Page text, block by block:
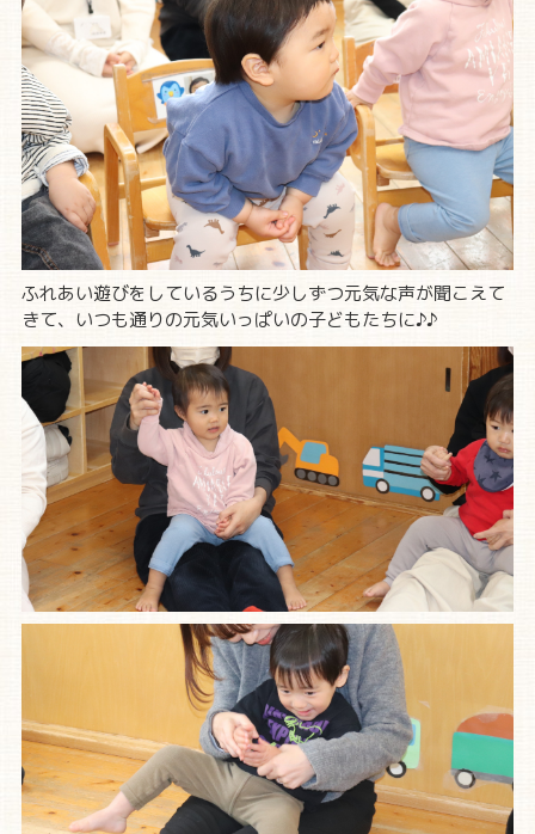
ふれあい遊びをしているうちに少しずつ元気な声が聞こえて
きて、いつも通りの元気いっぱいの子どもたちに♪♪